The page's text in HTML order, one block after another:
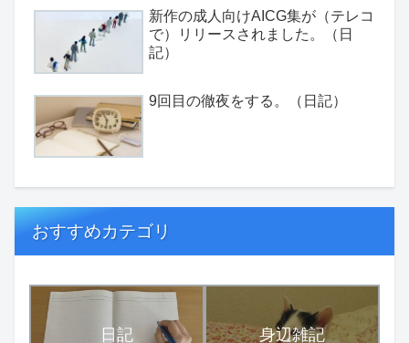
新作の成人向けAICG集が（テレコ
で）リリースされました。（日
記）
9回目の徹夜をする。（日記）
おすすめカテゴリ
日記 身辺雑記